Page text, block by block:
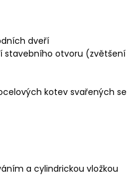
dveří
stavebního otvoru (zvětšení
kotev svařených se
a cylindrickou vložkou